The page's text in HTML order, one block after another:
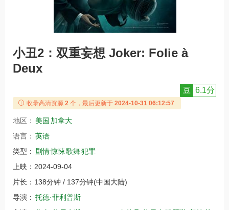
小丑2：双重妄想 Joker: Folie à
Deux
豆 6.1分
收录高清资源 2 个，最后更新于 2024-10-31 06:12:57
地区： 美国 加拿大
语言： 英语
类型： 剧情惊悚歌舞犯罪
上映： 2024-09-04
片长： 138分钟 / 137分钟(中国大陆)
导演： 托德·菲利普斯